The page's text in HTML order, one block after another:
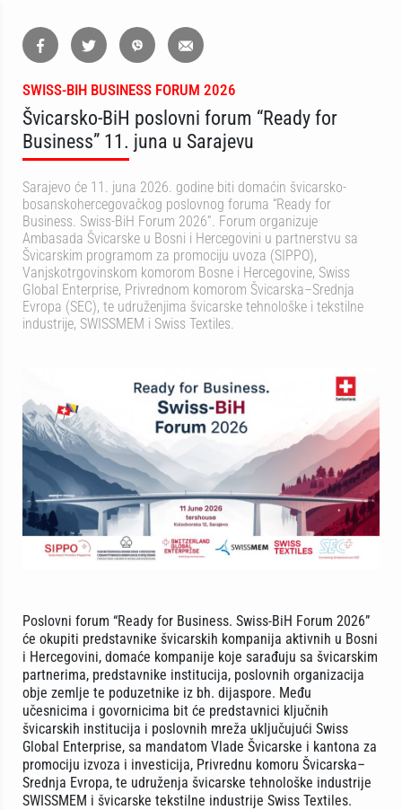
SWISS-BIH BUSINESS FORUM 2026
Švicarsko-BiH poslovni forum “Ready for
Business” 11. juna u Sarajevu
Sarajevo će 11. juna 2026. godine biti domaćin švicarsko-
bosanskohercegovačkog poslovnog foruma “Ready for
Business. Swiss-BiH Forum 2026”. Forum organizuje
Ambasada Švicarske u Bosni i Hercegovini u partnerstvu sa
Švicarskim programom za promociju uvoza (SIPPO),
Vanjskotrgovinskom komorom Bosne i Hercegovine, Swiss
Global Enterprise, Privrednom komorom Švicarska–Srednja
Evropa (SEC), te udruženjima švicarske tehnološke i tekstilne
industrije, SWISSMEM i Swiss Textiles.
Poslovni forum “Ready for Business. Swiss-BiH Forum 2026”
će okupiti predstavnike švicarskih kompanija aktivnih u Bosni
i Hercegovini, domaće kompanije koje sarađuju sa švicarskim
partnerima, predstavnike institucija, poslovnih organizacija
obje zemlje te poduzetnike iz bh. dijaspore. Među
učesnicima i govornicima bit će predstavnici ključnih
švicarskih institucija i poslovnih mreža uključujući Swiss
Global Enterprise, sa mandatom Vlade Švicarske i kantona za
promociju izvoza i investicija, Privrednu komoru Švicarska–
Srednja Evropa, te udruženja švicarske tehnološke industrije
SWISSMEM i švicarske tekstilne industrije Swiss Textiles.